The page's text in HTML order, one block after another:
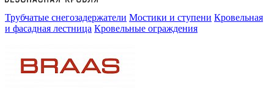
Трубчатые снегозадержатели Мостики и ступени Кровельная
и фасадная лестница Кровельные ограждения